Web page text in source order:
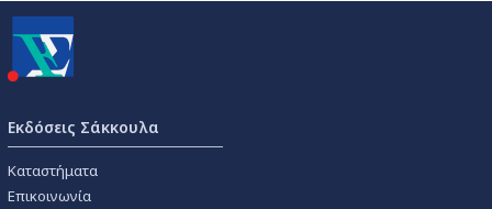
Εκδόσεις Σάκκουλα
Καταστήματα
Επικοινωνία